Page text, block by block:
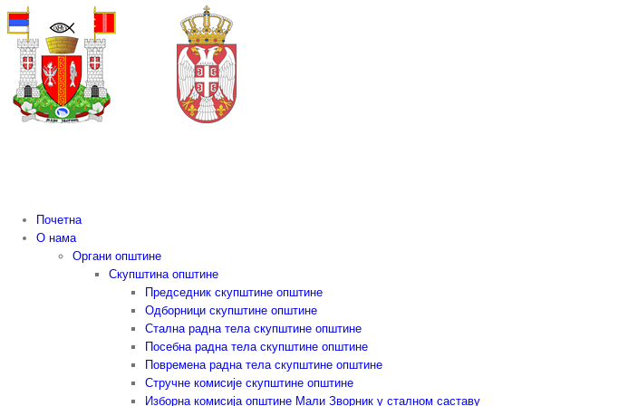
content
Почетна
О нама
Органи општине
Скупштина општине
Председник скупштине општине
Одборници скупштине општине
Стална радна тела скупштине општине
Посебна радна тела скупштине општине
Повремена радна тела скупштине општине
Стручне комисије скупштине општине
Изборна комисија општине Мали Зворник у сталном саставу